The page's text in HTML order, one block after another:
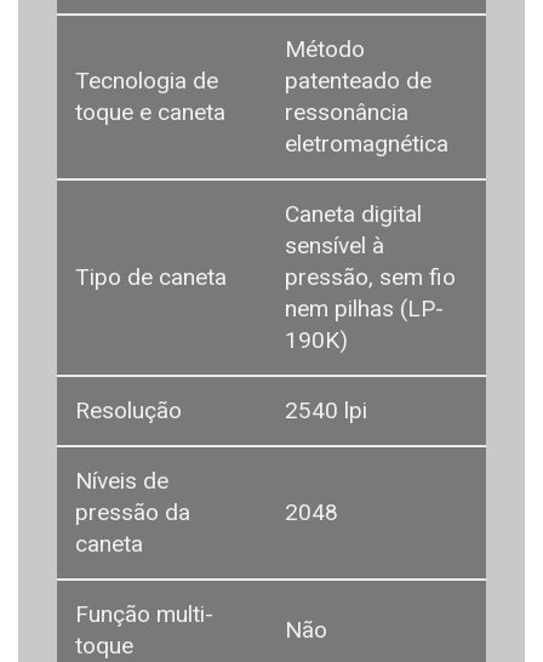
Tecnologia de
toque e caneta
Método
patenteado de
ressonância
eletromagnética
Tipo de caneta
Caneta digital
sensível à
pressão, sem fio
nem pilhas (LP-
190K)
Resolução 2540 lpi
Níveis de
pressão da
caneta
2048
Função multi-
toque
Não